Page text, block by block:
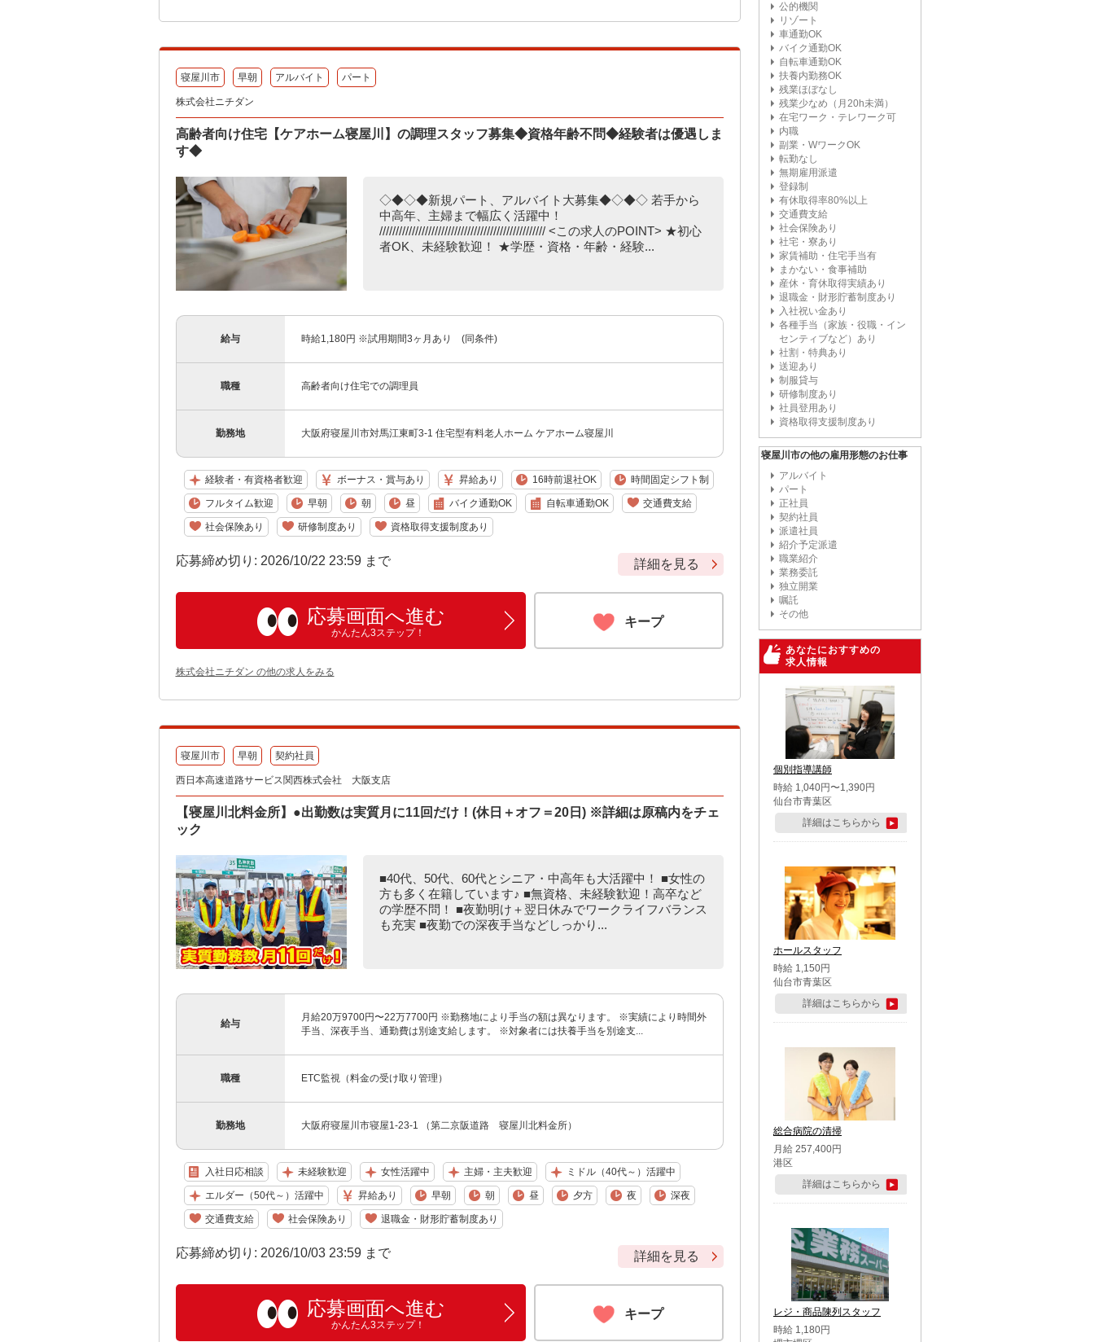
寝屋川市 早朝 アルバイト パート
株式会社ニチダン
高齢者向け住宅【ケアホーム寝屋川】の調理スタッフ募集◆資格年齢不問◆経験者は優遇しま
す◆
◇◆◇◆新規パート、アルバイト大募集◆◇◆◇ 若手から
中高年、主婦まで幅広く活躍中！
/////////////////////////////////////////////////// <この求人のPOINT> ★初心
者OK、未経験歓迎！ ★学歴・資格・年齢・経験...
給与 時給1,180円 ※試用期間3ヶ月あり (同条件)
職種 高齢者向け住宅での調理員
勤務地 大阪府寝屋川市対馬江東町3-1 住宅型有料老人ホーム ケアホーム寝屋川
経験者・有資格者歓迎 ボーナス・賞与あり 昇給あり 16時前退社OK 時間固定シフト制
フルタイム歓迎 早朝 朝 昼 バイク通勤OK 自転車通勤OK 交通費支給
社会保険あり 研修制度あり 資格取得支援制度あり
応募締め切り: 2026/10/22 23:59 まで 詳細を見る
応募画面へ進む
かんたん3ステップ！
キープ
株式会社ニチダン の他の求人をみる
寝屋川市 早朝 契約社員
西日本高速道路サービス関西株式会社 大阪支店
【寝屋川北料金所】●出勤数は実質月に11回だけ！(休日＋オフ＝20日) ※詳細は原稿内をチェ
ック
■40代、50代、60代とシニア・中高年も大活躍中！ ■女性の
方も多く在籍しています♪ ■無資格、未経験歓迎！高卒など
の学歴不問！ ■夜勤明け＋翌日休みでワークライフバランス
も充実 ■夜勤での深夜手当などしっかり...
給与
月給20万9700円〜22万7700円 ※勤務地により手当の額は異なります。 ※実績により時間外
手当、深夜手当、通勤費は別途支給します。 ※対象者には扶養手当を別途支...
職種 ETC監視（料金の受け取り管理）
勤務地 大阪府寝屋川市寝屋1-23-1 （第二京阪道路 寝屋川北料金所）
入社日応相談 未経験歓迎 女性活躍中 主婦・主夫歓迎 ミドル（40代～）活躍中
エルダー（50代～）活躍中 昇給あり 早朝 朝 昼 夕方 夜 深夜
交通費支給 社会保険あり 退職金・財形貯蓄制度あり
応募締め切り: 2026/10/03 23:59 まで 詳細を見る
応募画面へ進む
かんたん3ステップ！
キープ
公的機関
リゾート
車通勤OK
バイク通勤OK
自転車通勤OK
扶養内勤務OK
残業ほぼなし
残業少なめ（月20h未満）
在宅ワーク・テレワーク可
内職
副業・WワークOK
転勤なし
無期雇用派遣
登録制
有休取得率80%以上
交通費支給
社会保険あり
社宅・寮あり
家賃補助・住宅手当有
まかない・食事補助
産休・育休取得実績あり
退職金・財形貯蓄制度あり
入社祝い金あり
各種手当（家族・役職・イン
センティブなど）あり
社割・特典あり
送迎あり
制服貸与
研修制度あり
社員登用あり
資格取得支援制度あり
寝屋川市の他の雇用形態のお仕事
アルバイト
パート
正社員
契約社員
派遣社員
紹介予定派遣
職業紹介
業務委託
独立開業
嘱託
その他
あなたにおすすめの
求人情報
個別指導講師
時給 1,040円〜1,390円
仙台市青葉区
詳細はこちらから
ホールスタッフ
時給 1,150円
仙台市青葉区
詳細はこちらから
総合病院の清掃
月給 257,400円
港区
詳細はこちらから
レジ・商品陳列スタッフ
時給 1,180円